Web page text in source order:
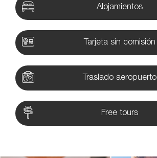
Alojamientos
Tarjeta sin comisión
Traslado aeropuerto
Free tours